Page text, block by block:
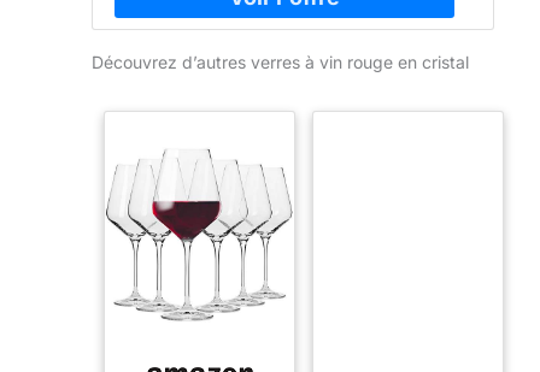
Découvrez d’autres verres à vin rouge en cristal